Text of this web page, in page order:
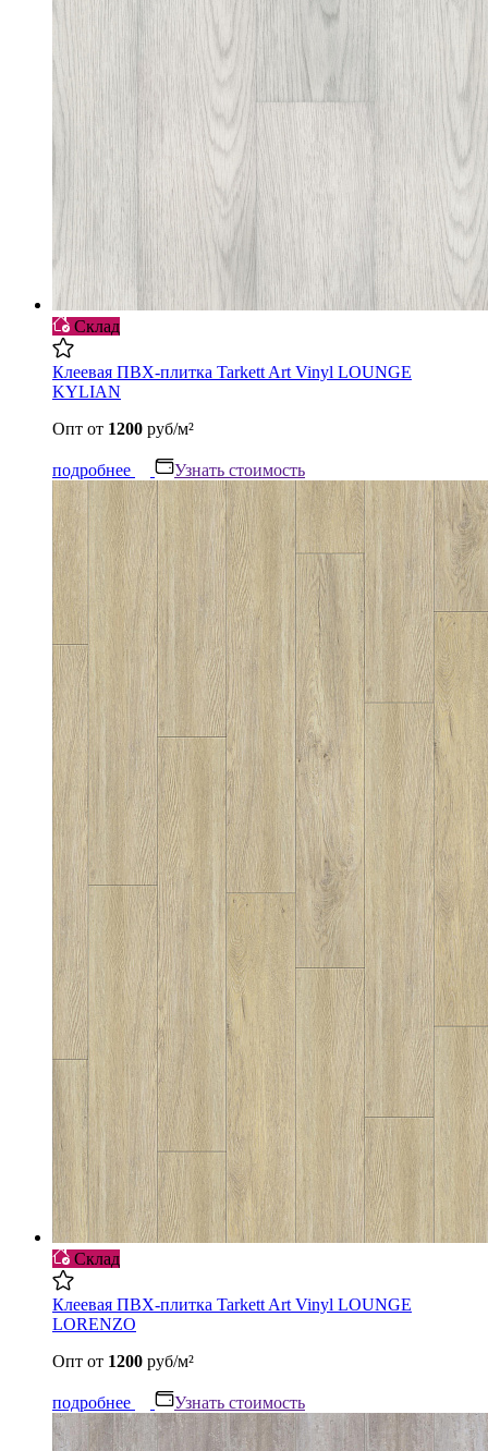
Склад
Клеевая ПВХ-плитка Tarkett Art Vinyl LOUNGE
KYLIAN
Опт от 1200 руб/м²
подробнее Узнать стоимость
Склад
Клеевая ПВХ-плитка Tarkett Art Vinyl LOUNGE
LORENZO
Опт от 1200 руб/м²
подробнее Узнать стоимость